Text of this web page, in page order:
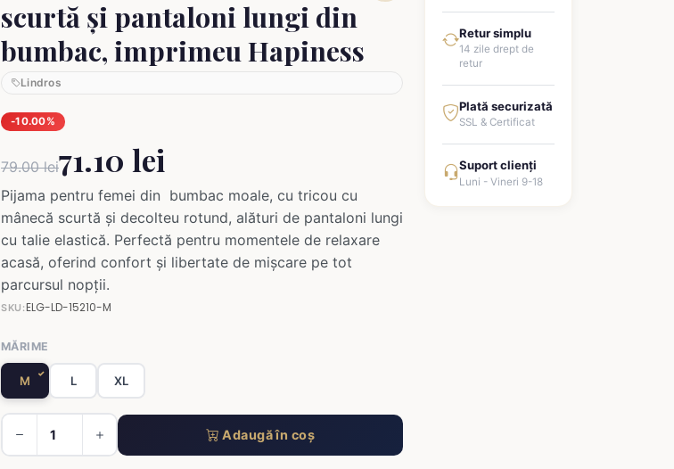
scurtă și pantaloni lungi din
bumbac, imprimeu Hapiness
Lindros
-10.00%
79.00 lei71.10 lei
Pijama pentru femei din bumbac moale, cu tricou cu
mânecă scurtă și decolteu rotund, alături de pantaloni lungi
cu talie elastică. Perfectă pentru momentele de relaxare
acasă, oferind confort și libertate de mișcare pe tot
parcursul nopții.
SKU:ELG-LD-15210-M
MĂRIME
M L XL
Adaugă în coș
Retur simplu
14 zile drept de
retur
Plată securizată
SSL & Certificat
Suport clienți
Luni - Vineri 9-18